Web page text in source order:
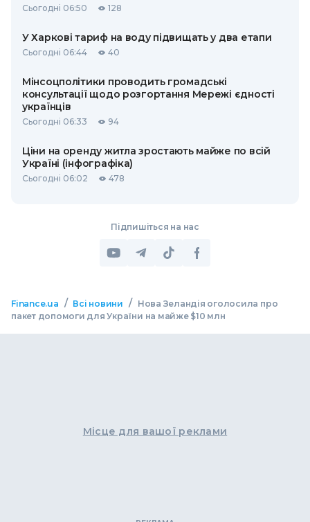
Сьогодні 06:50 128
У Харкові тариф на воду підвищать у два етапи
Сьогодні 06:44 40
Мінсоцполітики проводить громадські
консультації щодо розгортання Мережі єдності
українців
Сьогодні 06:33 94
Ціни на оренду житла зростають майже по всій
Україні (інфографіка)
Сьогодні 06:02 478
Підпишіться на нас
Finance.ua / Всі новини /
Нова Зеландія оголосила про
пакет допомоги для України на майже $10 млн
Місце для вашої реклами